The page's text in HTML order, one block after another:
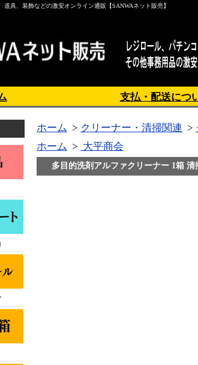
道具、装飾などの激安オンライン通販【SANWAネット販売】
支払・配送につ
ホーム > クリーナー・清掃関連 >
ホーム > 大平商会
多目的洗剤アルファクリーナー 1箱